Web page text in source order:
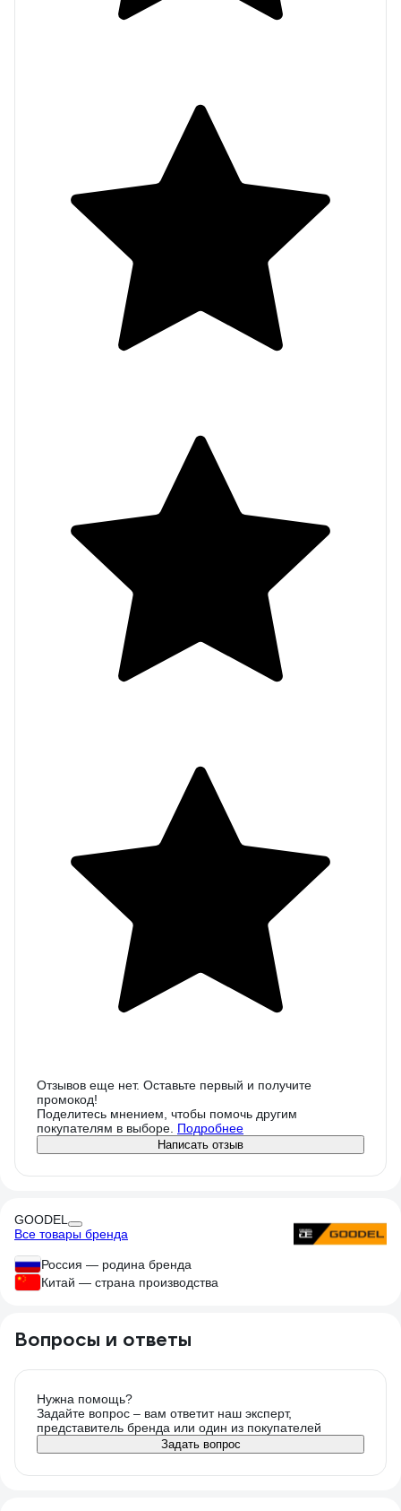
Отзывов еще нет. Оставьте первый и получите
промокод!
Поделитесь мнением, чтобы помочь другим
покупателям в выборе. Подробнее
Написать отзыв
GOODEL
Все товары бренда
Россия — родина бренда
Китай — страна производства
Вопросы и ответы
Нужна помощь?
Задайте вопрос – вам ответит наш эксперт,
представитель бренда или один из покупателей
Задать вопрос